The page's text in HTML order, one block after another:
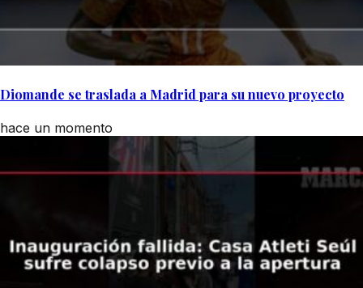
Diomande se traslada a Madrid para su nuevo proyecto
hace un momento